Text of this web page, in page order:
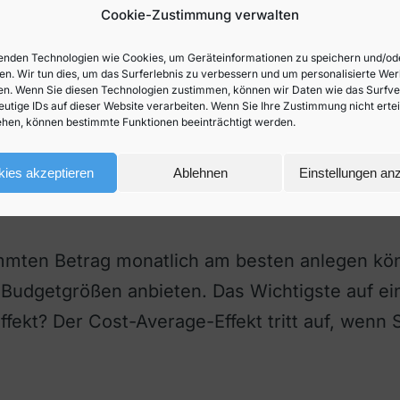
Cookie-Zustimmung verwalten
Technologien wie Cookies, um Geräteinformationen zu speichern und/
Wir tun dies, um das Surferlebnis zu verbessern und um personalisierte
Wenn Sie diesen Technologien zustimmen, können wir Daten wie das
IDs auf dieser Website verarbeiten. Wenn Sie Ihre Zustimmung nicht
können bestimmte Funktionen beeinträchtigt werden.
akzeptieren Ablehnen Einstellungen
sind die Erfahrungsberichte in
Beitrag erfahren Sie, ob Flatex als
auf einen Blick Über Flatex Die
Betrag monatlich am besten anlegen
anbieten. Das Wichtigste auf
Der Cost-Average-Effekt tritt auf, wenn